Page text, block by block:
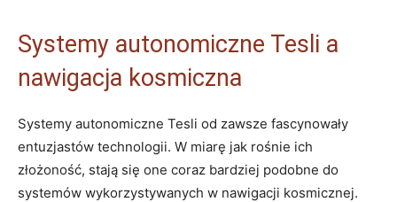
Systemy autonomiczne Tesli a
nawigacja kosmiczna
Systemy autonomiczne Tesli od zawsze fascynowały
entuzjastów technologii. W miarę jak rośnie ich
złożoność, stają się one coraz bardziej podobne do
systemów wykorzystywanych w nawigacji kosmicznej.